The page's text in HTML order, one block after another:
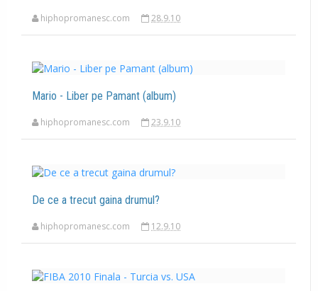
hiphopromanesc.com 28.9.10
Mario - Liber pe Pamant (album)
hiphopromanesc.com 23.9.10
De ce a trecut gaina drumul?
hiphopromanesc.com 12.9.10